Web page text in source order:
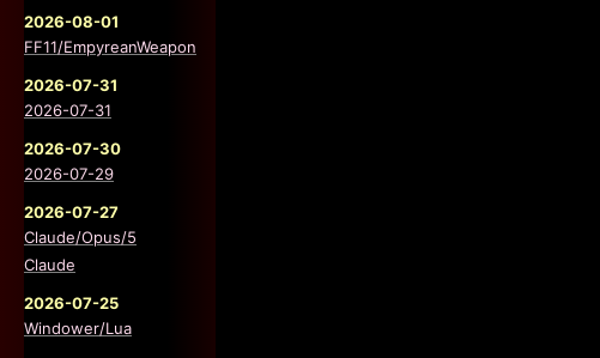
2026-08-01
FF11/EmpyreanWeapon
2026-07-31
2026-07-31
2026-07-30
2026-07-29
2026-07-27
Claude/Opus/5
Claude
2026-07-25
Windower/Lua